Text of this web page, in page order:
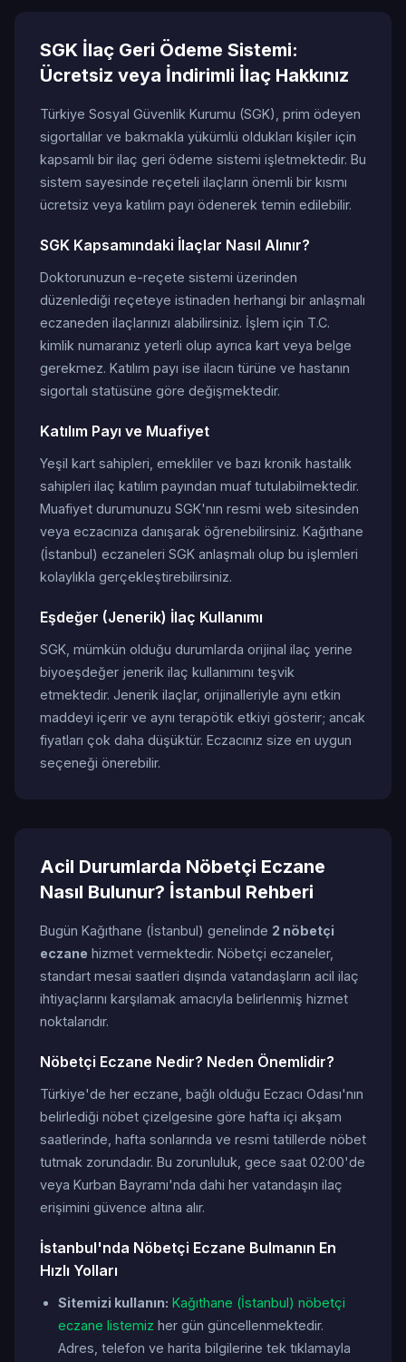
SGK İlaç Geri Ödeme Sistemi:
Ücretsiz veya İndirimli İlaç Hakkınız
Türkiye Sosyal Güvenlik Kurumu (SGK), prim ödeyen
sigortalılar ve bakmakla yükümlü oldukları kişiler için
kapsamlı bir ilaç geri ödeme sistemi işletmektedir. Bu
sistem sayesinde reçeteli ilaçların önemli bir kısmı
ücretsiz veya katılım payı ödenerek temin edilebilir.
SGK Kapsamındaki İlaçlar Nasıl Alınır?
Doktorunuzun e-reçete sistemi üzerinden
düzenlediği reçeteye istinaden herhangi bir anlaşmalı
eczaneden ilaçlarınızı alabilirsiniz. İşlem için T.C.
kimlik numaranız yeterli olup ayrıca kart veya belge
gerekmez. Katılım payı ise ilacın türüne ve hastanın
sigortalı statüsüne göre değişmektedir.
Katılım Payı ve Muafiyet
Yeşil kart sahipleri, emekliler ve bazı kronik hastalık
sahipleri ilaç katılım payından muaf tutulabilmektedir.
Muafiyet durumunuzu SGK'nın resmi web sitesinden
veya eczacınıza danışarak öğrenebilirsiniz. Kağıthane
(İstanbul) eczaneleri SGK anlaşmalı olup bu işlemleri
kolaylıkla gerçekleştirebilirsiniz.
Eşdeğer (Jenerik) İlaç Kullanımı
SGK, mümkün olduğu durumlarda orijinal ilaç yerine
biyoeşdeğer jenerik ilaç kullanımını teşvik
etmektedir. Jenerik ilaçlar, orijinalleriyle aynı etkin
maddeyi içerir ve aynı terapötik etkiyi gösterir; ancak
fiyatları çok daha düşüktür. Eczacınız size en uygun
seçeneği önerebilir.
Acil Durumlarda Nöbetçi Eczane
Nasıl Bulunur? İstanbul Rehberi
Bugün Kağıthane (İstanbul) genelinde 2 nöbetçi
eczane hizmet vermektedir. Nöbetçi eczaneler,
standart mesai saatleri dışında vatandaşların acil ilaç
ihtiyaçlarını karşılamak amacıyla belirlenmiş hizmet
noktalarıdır.
Nöbetçi Eczane Nedir? Neden Önemlidir?
Türkiye'de her eczane, bağlı olduğu Eczacı Odası'nın
belirlediği nöbet çizelgesine göre hafta içi akşam
saatlerinde, hafta sonlarında ve resmi tatillerde nöbet
tutmak zorundadır. Bu zorunluluk, gece saat 02:00'de
veya Kurban Bayramı'nda dahi her vatandaşın ilaç
erişimini güvence altına alır.
İstanbul'nda Nöbetçi Eczane Bulmanın En
Hızlı Yolları
Sitemizi kullanın: Kağıthane (İstanbul) nöbetçi
eczane listemiz her gün güncellenmektedir.
Adres, telefon ve harita bilgilerine tek tıklamayla